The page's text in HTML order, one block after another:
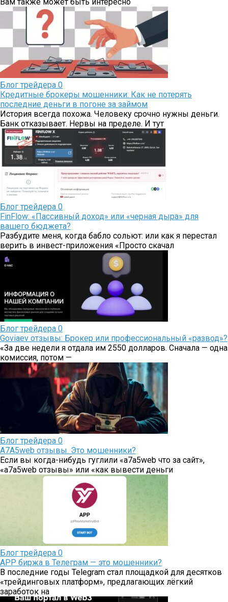
Блог трейдера 0
Кредитные брокеры мошенники: Как не потерять
последние деньги в погоне за займом
История всегда похожа. Человеку срочно нужны деньги.
Банк отказывает. Нервы на пределе. И тут
Блог трейдера 0
FinFlow: «Пассивный доход» или «черная дыра» для
вашего бюджета?
Разбудите меня, когда бабло сольют: или как я перестал
верить в инвест-приложения «Просто скачал
Блог трейдера 0
Goviaev отзывы: Брокер или профессиональный «развод»?
«За две недели я отдала им 2550 долларов. Сначала — одна
комиссия, потом —
Блог трейдера 0
A7A5web отзывы. Это мошенники?
Если вы когда-нибудь гуглили «a7a5web что за сайт»,
«a7a5web отзывы» или «как вывести деньги
Блог трейдера 0
APP биржа в Телеграм — это мошенники?
В последние годы Telegram стал площадкой для десятков
«трейдинговых платформ», предлагающих лёгкий
заработок на